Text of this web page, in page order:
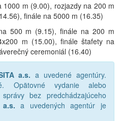
m (9.00), rozjazdy na 200 m
finále na 5000 m (16.35)
500 m (9.15), finále na 200 m
m (15.00), finále štafety na
ceremoniál (16.40)
a.s. a uvedené agentúry.
Opätovné vydanie alebo
bez predchádzajúceho
a uvedených agentúr je